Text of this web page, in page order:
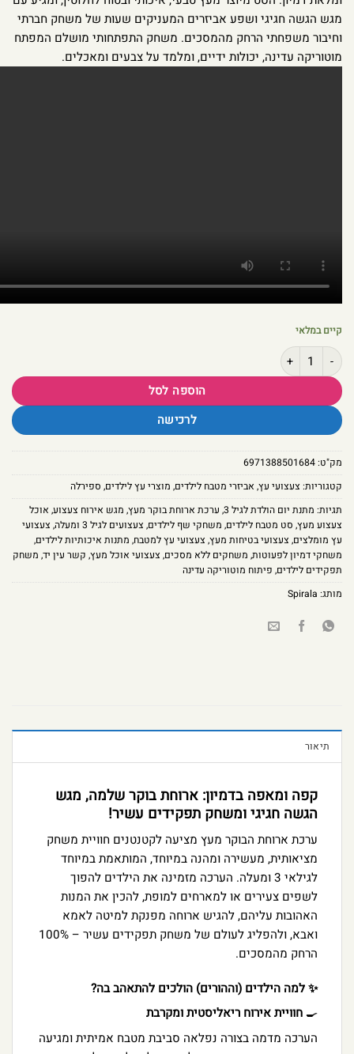
מגש הגשה חגיגי ושפע אביזרים המעניקים שעות של משחק חברתי
וחיבור משפחתי הרחק מהמסכים. משחק התפתחותי מושלם המפתח
מוטוריקה עדינה, יכולות ידיים, ומלמד על צבעים ומאכלים.
קיים במלאי
כמות של ארוחת הבוקר המפנקת שלי: סט אוכל ואירוח מעץ לפעוטות
הוספה לסל
לרכישה
מק"ט:6971388501684
קטגוריות: צעצועי עץ, אביזרי מטבח לילדים, מוצרי עץ לילדים, ספירלה
תגיות: מתנת יום הולדת לגיל 3 , ערכת ארוחת בוקר מעץ, מגש אירוח צעצוע, אוכל
צעצוע מעץ, סט מטבח לילדים, משחקי שף לילדים, צעצועים לגיל 3 ומעלה , צעצועי
עץ מומלצים, צעצועי בטיחות מעץ, צעצועי עץ למטבח, מתנות איכותיות לילדים,
משחקי דמיון לפעוטות, משחקים ללא מסכים, צעצועי אוכל מעץ, קשר עין יד, משחק
תפקידים לילדים, פיתוח מוטוריקה עדינה
מותג: Spirala
תיאור
קפה ומאפה בדמיון: ארוחת בוקר שלמה, מגש
הגשה חגיגי ומשחק תפקידים עשיר!
ערכת ארוחת הבוקר מעץ מציעה לקטנטנים חוויית משחק
מציאותית, מעשירה ומהנה במיוחד, המותאמת במיוחד
לגילאי 3 ומעלה. הערכה מזמינה את הילדים להפוך
לשפים צעירים או למארחים למופת, להכין את המנות
האהובות עליהם, להגיש ארוחה מפנקת למיטה לאמא
ואבא, ולהפליג לעולם של משחק תפקידים עשיר – 100%
הרחק מהמסכים.
✨ למה הילדים (וההורים) הולכים להתאהב בה?
🍳 חוויית אירוח ריאליסטית ומקרבת
הערכה מדמה בצורה נפלאה סביבת מטבח אמיתית ומגיעה